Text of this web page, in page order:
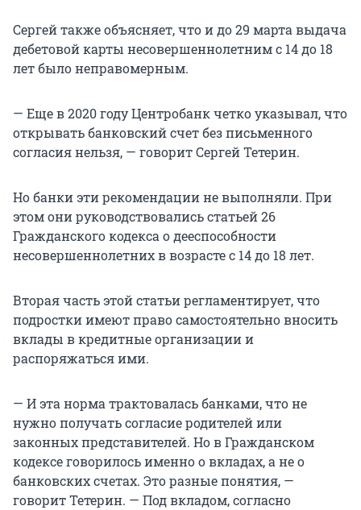
Сергей также объясняет, что и до 29 марта выдача
дебетовой карты несовершеннолетним с 14 до 18
лет было неправомерным.
— Еще в 2020 году Центробанк четко указывал, что
открывать банковский счет без письменного
согласия нельзя, — говорит Сергей Тетерин.
Но банки эти рекомендации не выполняли. При
этом они руководствовались статьей 26
Гражданского кодекса о дееспособности
несовершеннолетних в возрасте с 14 до 18 лет.
Вторая часть этой статьи регламентирует, что
подростки имеют право самостоятельно вносить
вклады в кредитные организации и
распоряжаться ими.
— И эта норма трактовалась банками, что не
нужно получать согласие родителей или
законных представителей. Но в Гражданском
кодексе говорилось именно о вкладах, а не о
банковских счетах. Это разные понятия, —
говорит Тетерин. — Под вкладом, согласно